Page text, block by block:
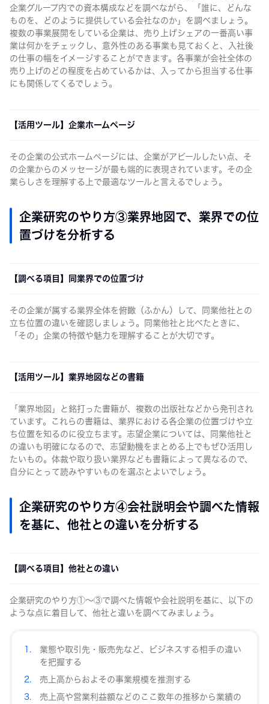
企業グループ内での資本構成などを調べながら、「誰に、どんな
ものを、どのように提供している会社なのか」を調べましょう。
複数の事業展開をしている企業は、売り上げシェアの一番高い事
業は何かをチェックし、意外性のある事業も見ておくと、入社後
の仕事の幅をイメージすることができます。各事業が会社全体の
売り上げのどの程度を占めているかは、入ってから担当する仕事
にも関係してくるでしょう。
【活用ツール】企業ホームページ
その企業の公式ホームページには、企業がアピールしたい点、そ
の企業からのメッセージが最も端的に表現されています。その企
業らしさを理解する上で最適なツールと言えるでしょう。
企業研究のやり方③業界地図で、業界での位
置づけを分析する
【調べる項目】同業界での位置づけ
その企業が属する業界全体を俯瞰（ふかん）して、同業他社との
立ち位置の違いを確認しましょう。同業他社と比べたときに、
「その」企業の特徴や魅力を理解することが大切です。
【活用ツール】業界地図などの書籍
「業界地図」と銘打った書籍が、複数の出版社などから発刊され
ています。これらの書籍は、業界における各企業の位置づけや立
ち位置を知るのに役立ちます。志望企業については、同業他社と
の違いも明確になるので、志望動機をまとめる上でもぜひ活用し
たいもの。体裁や取り扱い業界なども書籍によって異なるので、
自分にとって読みやすいものを選ぶとよいでしょう。
企業研究のやり方④会社説明会や調べた情報
を基に、他社との違いを分析する
【調べる項目】他社との違い
企業研究のやり方①～③で調べた情報や会社説明を基に、以下の
ような点に着目して、他社と違いを調べてみましょう。
業態や取引先・販売先など、ビジネスする相手の違い
を把握する
売上高からおよその事業規模を推測する
売上高や営業利益額などのここ数年の推移から業績の